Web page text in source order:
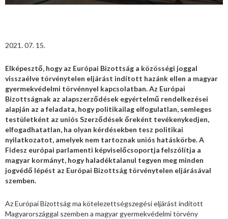
2021. 07. 15.
Elképesztő, hogy az Európai Bizottság a közösségi joggal
visszaélve törvénytelen eljárást indított hazánk ellen a magyar
gyermekvédelmi törvénnyel kapcsolatban. Az Európai
Bizottságnak az alapszerződések egyértelmű rendelkezései
alapján az a feladata, hogy politikailag elfogulatlan, semleges
testületként az uniós Szerződések őreként tevékenykedjen,
elfogadhatatlan, ha olyan kérdésekben tesz politikai
nyilatkozatot, amelyek nem tartoznak uniós hatáskörbe. A
Fidesz európai parlamenti képviselőcsoportja felszólítja a
magyar kormányt, hogy haladéktalanul tegyen meg minden
jogvédő lépést az Európai Bizottság törvénytelen eljárásával
szemben.
Az Európai Bizottság ma kötelezettségszegési eljárást indított
Magyarországgal szemben a magyar gyermekvédelmi törvény